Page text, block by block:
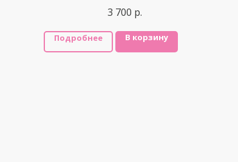
3 700 р.
Подробнее В корзину